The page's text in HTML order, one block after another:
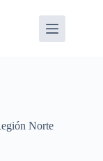
Norte